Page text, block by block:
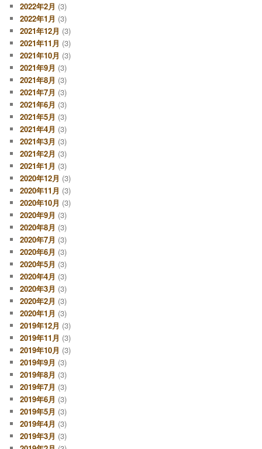
2022年2月 (3)
2022年1月 (3)
2021年12月 (3)
2021年11月 (3)
2021年10月 (3)
2021年9月 (3)
2021年8月 (3)
2021年7月 (3)
2021年6月 (3)
2021年5月 (3)
2021年4月 (3)
2021年3月 (3)
2021年2月 (3)
2021年1月 (3)
2020年12月 (3)
2020年11月 (3)
2020年10月 (3)
2020年9月 (3)
2020年8月 (3)
2020年7月 (3)
2020年6月 (3)
2020年5月 (3)
2020年4月 (3)
2020年3月 (3)
2020年2月 (3)
2020年1月 (3)
2019年12月 (3)
2019年11月 (3)
2019年10月 (3)
2019年9月 (3)
2019年8月 (3)
2019年7月 (3)
2019年6月 (3)
2019年5月 (3)
2019年4月 (3)
2019年3月 (3)